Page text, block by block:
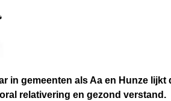
in gemeenten als Aa en Hunze
relativering en gezond verstand.